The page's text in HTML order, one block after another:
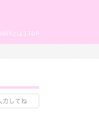
TOP
とは